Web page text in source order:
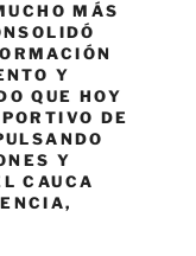
MÁS
Y
QUE HOY
DE
Y
CAUCA